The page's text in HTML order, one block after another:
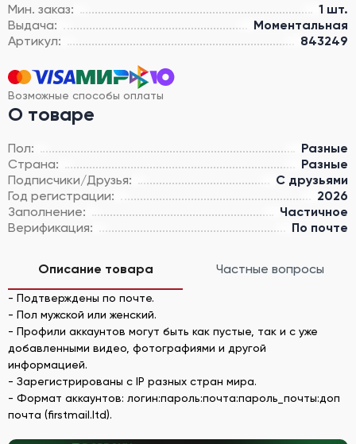
Мин. заказ:
1 шт.
Выдача:
Моментальная
Артикул:
843249
Возможные способы оплаты
О товаре
Пол:
Разные
Страна:
Разные
Подписчики/Друзья:
С друзьями
Год регистрации:
2026
Заполнение:
Частичное
Верификация:
По почте
Описание товара Частные вопросы
- Подтверждены по почте.
- Пол мужской или женский.
- Профили аккаунтов могут быть как пустые, так и с уже
добавленными видео, фотографиями и другой
информацией.
- Зарегистрированы с IP разных стран мира.
- Формат аккаунтов: логин:пароль:почта:пароль_почты:доп
почта (firstmail.ltd).